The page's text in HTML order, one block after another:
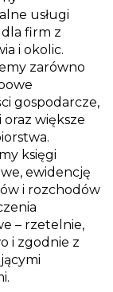
usługi
firm z
i okolic.
zarówno
gospodarcze,
oraz większe
księgi
ewidencję
i rozchodów
– rzetelnie,
i zgodnie z